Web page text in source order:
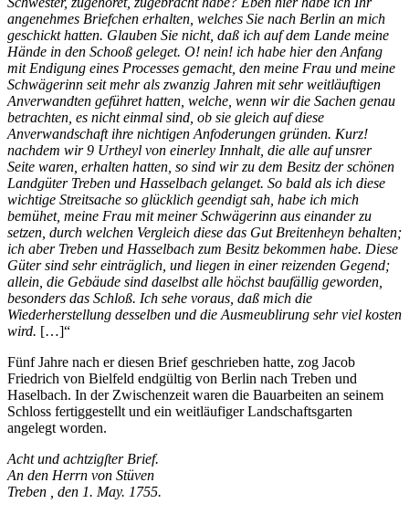
angenehmes Briefchen erhalten, welches Sie nach Berlin an mich
geschickt hatten. Glauben Sie nicht, daß ich auf dem Lande meine
Hände in den Schooß geleget. O! nein! ich habe hier den Anfang
mit Endigung eines Processes gemacht, den meine Frau und meine
Schwägerinn seit mehr als zwanzig Jahren mit sehr weitläuftigen
Anverwandten geführet hatten, welche, wenn wir die Sachen genau
betrachten, es nicht einmal sind, ob sie gleich auf diese
Anverwandschaft ihre nichtigen Anfoderungen gründen. Kurz!
nachdem wir 9 Urtheyl von einerley Innhalt, die alle auf unsrer
Seite waren, erhalten hatten, so sind wir zu dem Besitz der schönen
Landgüter Treben und Hasselbach gelanget. So bald als ich diese
wichtige Streitsache so glücklich geendigt sah, habe ich mich
bemühet, meine Frau mit meiner Schwägerinn aus einander zu
setzen, durch welchen Vergleich diese das Gut Breitenheyn behalten;
ich aber Treben und Hasselbach zum Besitz bekommen habe. Diese
Güter sind sehr einträglich, und liegen in einer reizenden Gegend;
allein, die Gebäude sind daselbst alle höchst baufällig geworden,
besonders das Schloß. Ich sehe voraus, daß mich die
Wiederherstellung desselben und die Ausmeublirung sehr viel kosten
wird. […]“
Fünf Jahre nach er diesen Brief geschrieben hatte, zog Jacob
Friedrich von Bielfeld endgültig von Berlin nach Treben und
Haselbach. In der Zwischenzeit waren die Bauarbeiten an seinem
Schloss fertiggestellt und ein weitläufiger Landschaftsgarten
angelegt worden.
Acht und achtzigſter Brief.
An den Herrn von Stüven
Treben , den 1. May. 1755.